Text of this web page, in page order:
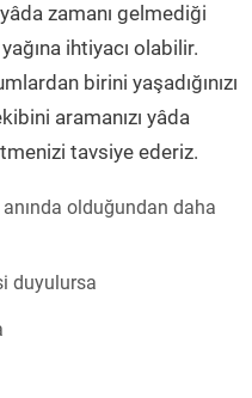
zamanı gelmediği
ihtiyacı olabilir.
birini yaşadığınızı
aramanızı yâda
tavsiye ederiz.
olduğundan daha
duyulursa